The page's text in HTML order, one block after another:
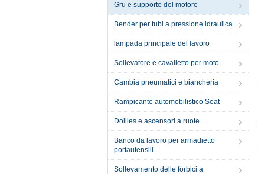
Gru e supporto del motore
Bender per tubi a pressione idraulica
lampada principale del lavoro
Sollevatore e cavalletto per moto
Cambia pneumatici e biancheria
Rampicante automobilistico Seat
Dollies e ascensori a ruote
Banco da lavoro per armadietto
portautensili
Sollevamento delle forbici a